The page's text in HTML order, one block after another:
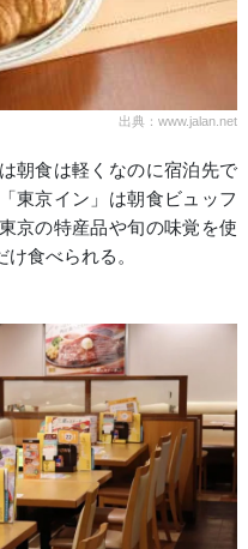
出典：www.jalan.net
朝食は軽くなのに宿泊先で
東京イン」は朝食ビュッフ
京の特産品や旬の味覚を使
食べられる。